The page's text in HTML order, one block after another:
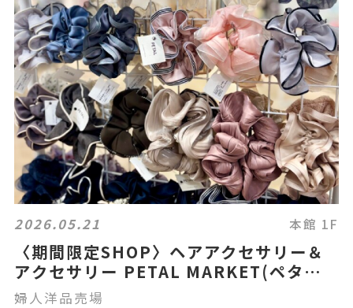
2026.05.21 本館 1F
〈期間限定SHOP〉ヘアアクセサリー＆
アクセサリー PETAL MARKET(ペタル
マーケット)🎀
婦人洋品売場